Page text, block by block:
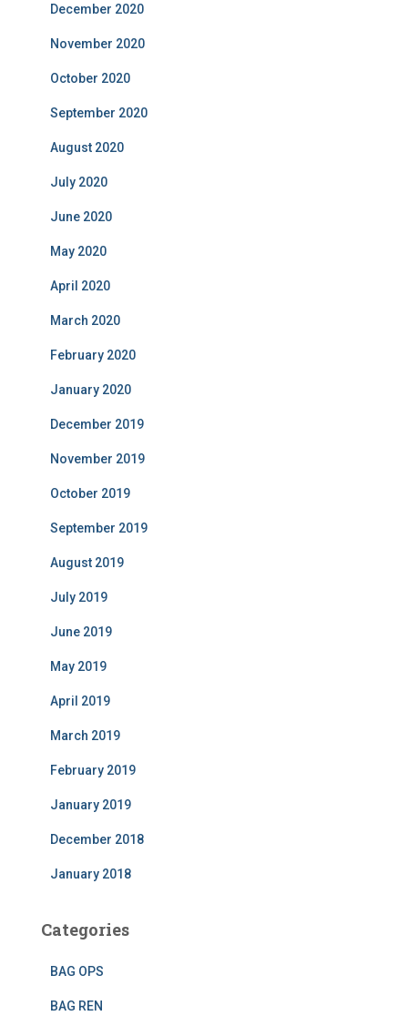
December 2020
November 2020
October 2020
September 2020
August 2020
July 2020
June 2020
May 2020
April 2020
March 2020
February 2020
January 2020
December 2019
November 2019
October 2019
September 2019
August 2019
July 2019
June 2019
May 2019
April 2019
March 2019
February 2019
January 2019
December 2018
January 2018
Categories
BAG OPS
BAG REN